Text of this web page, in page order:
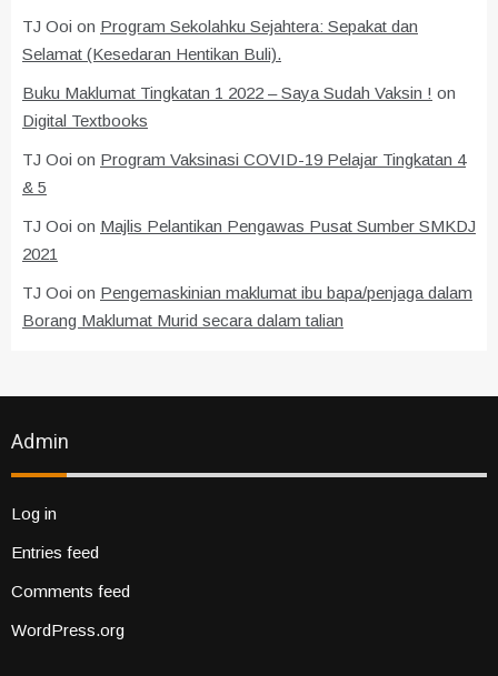
TJ Ooi on Program Sekolahku Sejahtera: Sepakat dan
Selamat (Kesedaran Hentikan Buli).
Buku Maklumat Tingkatan 1 2022 – Saya Sudah Vaksin ! on
Digital Textbooks
TJ Ooi on Program Vaksinasi COVID-19 Pelajar Tingkatan 4
& 5
TJ Ooi on Majlis Pelantikan Pengawas Pusat Sumber SMKDJ
2021
TJ Ooi on Pengemaskinian maklumat ibu bapa/penjaga dalam
Borang Maklumat Murid secara dalam talian
Admin
Log in
Entries feed
Comments feed
WordPress.org